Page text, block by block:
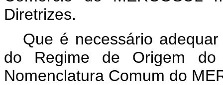
Diretrizes.
Que é necessário
do Regime de Origem do
Nomenclatura Comum do